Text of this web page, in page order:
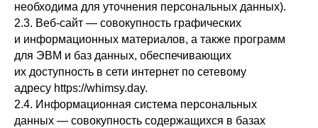
необходима для уточнения персональных данных).
2.3. Веб-сайт — совокупность графических
и информационных материалов, а также программ
для ЭВМ и баз данных, обеспечивающих
их доступность в сети интернет по сетевому
адресу https://whimsy.day.
2.4. Информационная система персональных
данных — совокупность содержащихся в базах